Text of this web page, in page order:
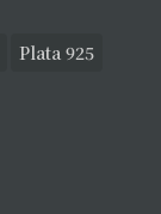
Plata 925